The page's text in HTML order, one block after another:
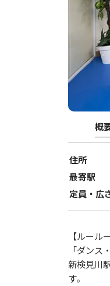
概
住所
最寄駅
定員・広
【ルール
「ダン
新検見川
す。